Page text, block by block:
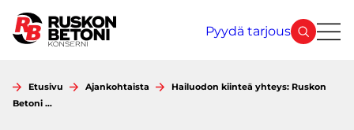
sisältöön
Pyydä tarjous
Etusivu Ajankohtaista
Hailuodon kiinteä yhteys: Ruskon
Betoni …